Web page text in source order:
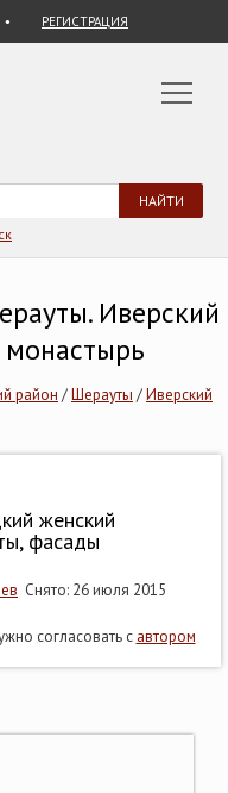
РЕГИСТРАЦИЯ
Иверский
район /Шерауты /Иверский
женский
фасады
Снято: 26 июля 2015
согласовать с автором